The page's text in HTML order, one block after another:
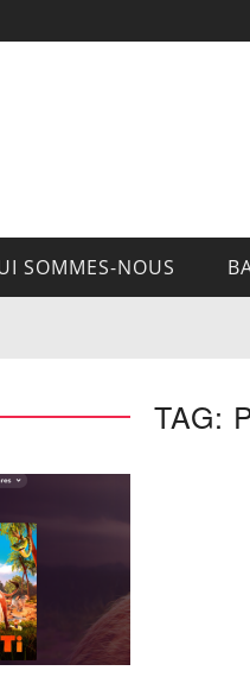
SOMMES-NOUS
TAG: